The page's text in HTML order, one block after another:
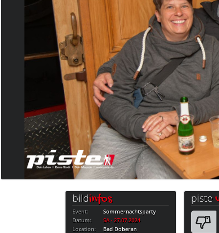
bildinfos
Event:
Sommernachtsparty
Datum:
SA · 27.07.2024
Location:
Bad Doberan
piste